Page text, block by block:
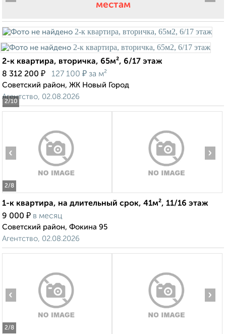
местам
2/10
2-к квартира, вторичка, 65м², 6/17 этаж
8 312 200 ₽ 127 100 ₽ за м²
Советский район, ЖК Новый Город
Агентство, 02.08.2026
2/8
‹ ›
1-к квартира, на длительный срок, 41м², 11/16 этаж
9 000 ₽ в месяц
Советский район, Фокина 95
Агентство, 02.08.2026
2/8
‹ ›